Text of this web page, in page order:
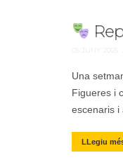
05 JUNY 2025
Una
Figueres i
escenaris i
LLegiu